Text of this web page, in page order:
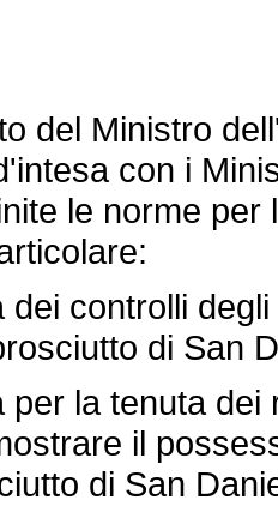
del Ministro
con i
le norme
controlli degli
di San
la tenuta dei
il
di San